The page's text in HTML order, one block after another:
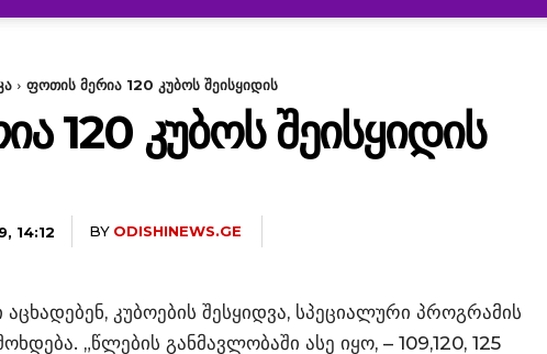
ფოთის მერია 120 კუბოს შეისყიდის
120 ᲙᲣᲑᲝᲡ ᲨᲔᲘᲡᲧᲘᲓᲘᲡ
14:12 BY ODISHINEWS.GE
კუბოების შესყიდვა, სპეციალური პროგრამის
„წლების განმავლობაში ასე იყო, – 109,120, 125